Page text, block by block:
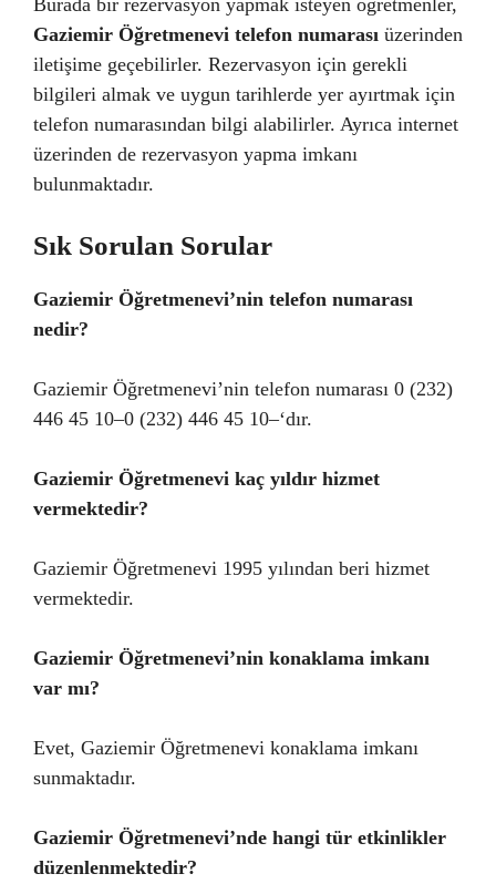
Burada bir rezervasyon yapmak isteyen öğretmenler,
Gaziemir Öğretmenevi telefon numarası üzerinden
iletişime geçebilirler. Rezervasyon için gerekli
bilgileri almak ve uygun tarihlerde yer ayırtmak için
telefon numarasından bilgi alabilirler. Ayrıca internet
üzerinden de rezervasyon yapma imkanı
bulunmaktadır.
Sık Sorulan Sorular
Gaziemir Öğretmenevi’nin telefon numarası
nedir?
Gaziemir Öğretmenevi’nin telefon numarası 0 (232)
446 45 10–0 (232) 446 45 10–‘dır.
Gaziemir Öğretmenevi kaç yıldır hizmet
vermektedir?
Gaziemir Öğretmenevi 1995 yılından beri hizmet
vermektedir.
Gaziemir Öğretmenevi’nin konaklama imkanı
var mı?
Evet, Gaziemir Öğretmenevi konaklama imkanı
sunmaktadır.
Gaziemir Öğretmenevi’nde hangi tür etkinlikler
düzenlenmektedir?